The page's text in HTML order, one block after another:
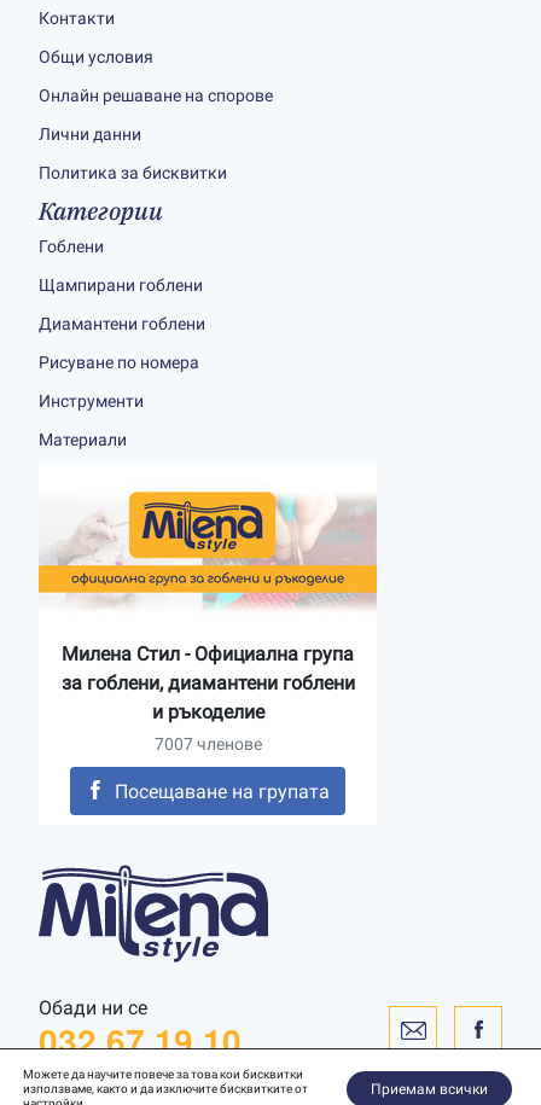
Обади ни се
032 67 19 10
Контакти
Общи условия
Онлайн решаване на спорове
Лични данни
Политика за бисквитки
Категории
Гоблени
Щампирани гоблени
Диамантени гоблени
Рисуване по номера
Инструменти
Материали
Милена Стил - Официална група
за гоблени, диамантени гоблени
и ръкоделие
7007 членове
Посещаване на групата
Можете да научите повече за това кои бисквитки
използваме, както и да изключите бисквитките от
Приемам всички